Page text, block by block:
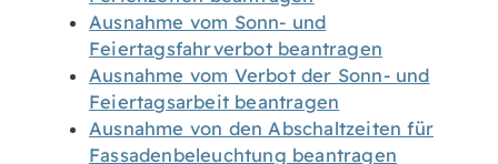
Ausnahme vom Sonn- und
Feiertagsfahrverbot beantragen
Ausnahme vom Verbot der Sonn- und
Feiertagsarbeit beantragen
Ausnahme von den Abschaltzeiten für
Fassadenbeleuchtung beantragen